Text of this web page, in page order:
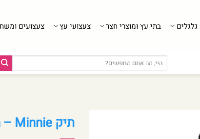
גלגלים בתי עץ ומוצרי חצר צעצועי עץ צעצועים
עבור:
תיק Minnie – מבית Kal Gav